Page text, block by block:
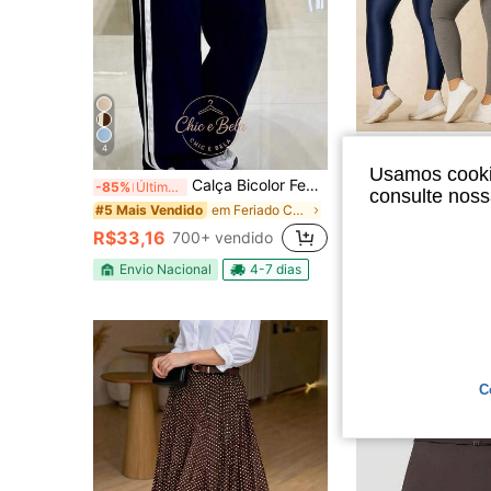
4
-85% Últimos 3 dias Calça Bicolor Feminina com Listras Estilo Moderno Extremamente Confortável 2026
#5 Mais Vendido em Feriado Calças casuais
R$33,16 700+ vendido
Envio Nacional 4-7 dias
-14% Kit 3 Calças Feminina Legging
Usamos
consulte